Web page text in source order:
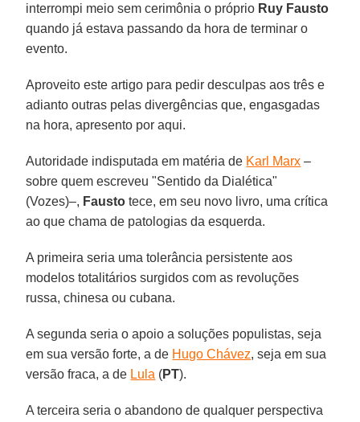
interrompi meio sem cerimônia o próprio Ruy Fausto
quando já estava passando da hora de terminar o
evento.
Aproveito este artigo para pedir desculpas aos três e
adianto outras pelas divergências que, engasgadas
na hora, apresento por aqui.
Autoridade indisputada em matéria de Karl Marx –
sobre quem escreveu "Sentido da Dialética"
(Vozes)–, Fausto tece, em seu novo livro, uma crítica
ao que chama de patologias da esquerda.
A primeira seria uma tolerância persistente aos
modelos totalitários surgidos com as revoluções
russa, chinesa ou cubana.
A segunda seria o apoio a soluções populistas, seja
em sua versão forte, a de Hugo Chávez, seja em sua
versão fraca, a de Lula (PT).
A terceira seria o abandono de qualquer perspectiva